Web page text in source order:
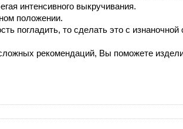
интенсивного выкручивания.
положении.
погладить, то сделать это с
рекомендаций, Вы поможете